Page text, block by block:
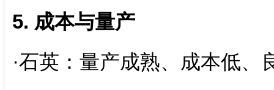
5. 成本与量产
·石英：量产成熟、成本低